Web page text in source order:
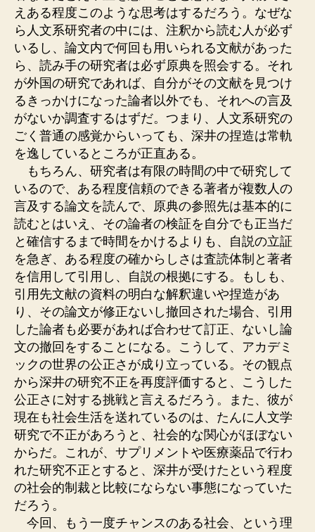
えある程度このような思考はするだろう。なぜな
ら人文系研究者の中には、注釈から読む人が必ず
いるし、論文内で何回も用いられる文献があった
ら、読み手の研究者は必ず原典を照会する。それ
が外国の研究であれば、自分がその文献を見つけ
るきっかけになった論者以外でも、それへの言及
がないか調査するはずだ。つまり、人文系研究の
ごく普通の感覚からいっても、深井の捏造は常軌
を逸しているところが正直ある。
もちろん、研究者は有限の時間の中で研究して
いるので、ある程度信頼のできる著者が複数人の
言及する論文を読んで、原典の参照先は基本的に
読むとはいえ、その論者の検証を自分でも正当だ
と確信するまで時間をかけるよりも、自説の立証
を急ぎ、ある程度の確からしさは査読体制と著者
を信用して引用し、自説の根拠にする。もしも、
引用先文献の資料の明白な解釈違いや捏造があ
り、その論文が修正ないし撤回された場合、引用
した論者も必要があれば合わせて訂正、ないし論
文の撤回をすることになる。こうして、アカデミ
ックの世界の公正さが成り立っている。その観点
から深井の研究不正を再度評価すると、こうした
公正さに対する挑戦と言えるだろう。また、彼が
現在も社会生活を送れているのは、たんに人文学
研究で不正があろうと、社会的な関心がほぼない
からだ。これが、サプリメントや医療薬品で行わ
れた研究不正とすると、深井が受けたという程度
の社会的制裁と比較にならない事態になっていた
だろう。
今回、もう一度チャンスのある社会、という理